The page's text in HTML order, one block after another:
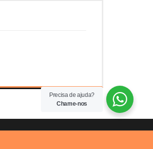
Precisa de ajuda?
Chame-nos